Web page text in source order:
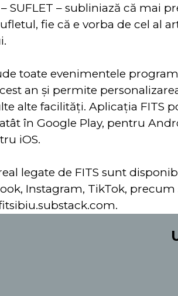
SUFLET – subliniază că mai
fie că e vorba de cel al
toate evenimentele
an şi permite
alte facilități. Aplicaţia FITS
în Google Play, pentru
iOS.
legate de FITS sunt
Instagram, TikTok, precum